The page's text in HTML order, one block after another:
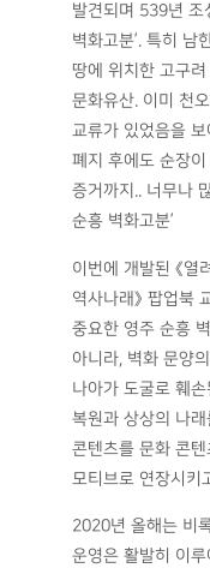
발견되며 539년 조
벽화고분’. 특히 남
땅에 위치한 고구
문화유산. 이미 천
교류가 있었음을
폐지 후에도 순장
증거까지.. 너무나
순흥 벽화고분’
이번에 개발된 《
역사나래》 팝업북
중요한 영주 순흥
아니라, 벽화 문양
나아가 도굴로 훼
복원과 상상의 나
콘텐츠를 문화 콘
모티브로 연장시키
2020년 올해는 비
운영은 활발히 이